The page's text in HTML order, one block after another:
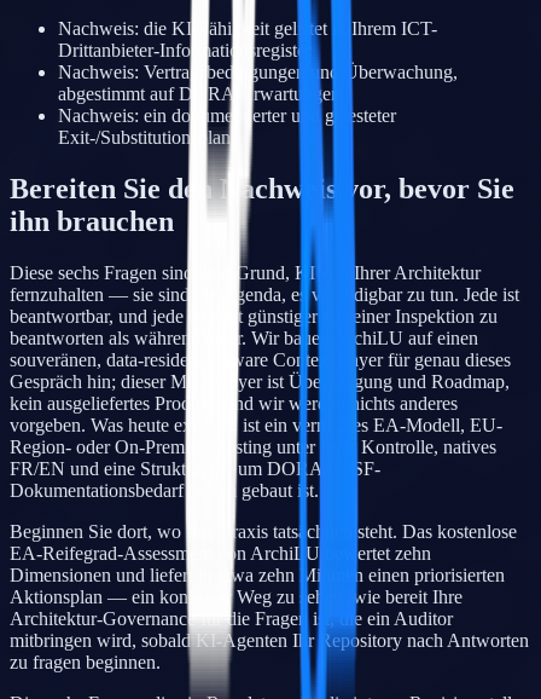
Nachweis: die KI-Fähigkeit gelistet in Ihrem ICT-
Drittanbieter-Informationsregister
Nachweis: Vertragsbedingungen und Überwachung,
abgestimmt auf DORA-Erwartungen
Nachweis: ein dokumentierter und getesteter
Exit-/Substitutionsplan
Bereiten Sie den Nachweis vor, bevor Sie
ihn brauchen
Diese sechs Fragen sind kein Grund, KI von Ihrer Architektur
fernzuhalten — sie sind die Agenda, es verteidigbar zu tun. Jede ist
beantwortbar, und jede ist weit günstiger vor einer Inspektion zu
beantworten als während einer. Wir bauen ArchiLU auf einen
souveränen, data-residency-aware Context Layer für genau dieses
Gespräch hin; dieser MCP-Layer ist Überzeugung und Roadmap,
kein ausgeliefertes Produkt, und wir werden nichts anderes
vorgeben. Was heute existiert, ist ein vernetztes EA-Modell, EU-
Region- oder On-Premise-Hosting unter Ihrer Kontrolle, natives
FR/EN und eine Struktur, die um DORA/CSSF-
Dokumentationsbedarf herum gebaut ist.
Beginnen Sie dort, wo Ihre Praxis tatsächlich steht. Das kostenlose
EA-Reifegrad-Assessment von ArchiLU bewertet zehn
Dimensionen und liefert in etwa zehn Minuten einen priorisierten
Aktionsplan — ein konkreter Weg zu sehen, wie bereit Ihre
Architektur-Governance für die Fragen ist, die ein Auditor
mitbringen wird, sobald KI-Agenten Ihr Repository nach Antworten
zu fragen beginnen.